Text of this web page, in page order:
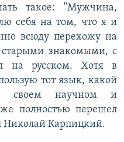
такое: "Мужчина,
себя на том, что я и
всюду перехожу на
знакомыми, с
на русском. Хотя в
тот язык, какой
в своем научном и
полностью перешел
Николай Карпицкий.